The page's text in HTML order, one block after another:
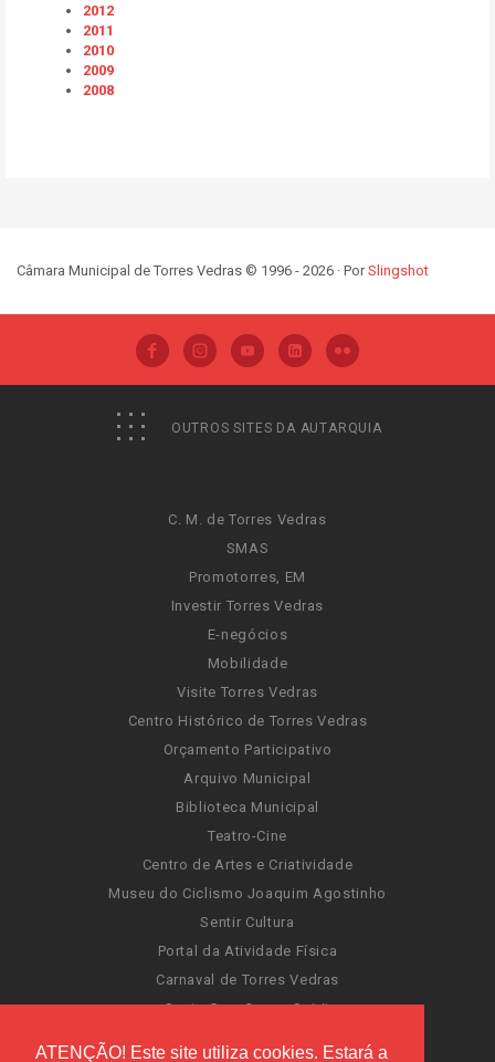
ATENÇÃO! Este site utiliza cookies. Estará a
2012
2011
2010
2009
2008
Câmara Municipal de Torres Vedras © 1996 - 2026 · PorSlingshot
OUTROS SITES DA AUTARQUIA
C. M. de Torres Vedras
SMAS
Promotorres, EM
Investir Torres Vedras
E-negócios
Mobilidade
Visite Torres Vedras
Centro Histórico de Torres Vedras
Orçamento Participativo
Arquivo Municipal
Biblioteca Municipal
Teatro-Cine
Centro de Artes e Criatividade
Museu do Ciclismo Joaquim Agostinho
Sentir Cultura
Portal da Atividade Física
Carnaval de Torres Vedras
Santa Cruz Ocean Spirit